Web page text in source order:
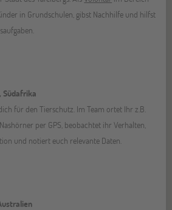
in Grundschulen, gibst Nachhilfe und hilfst
Südafrika
für den Tierschutz. Im Team ortet Ihr z.B.
per GPS, beobachtet ihr Verhalten,
und notiert euch relevante Daten.